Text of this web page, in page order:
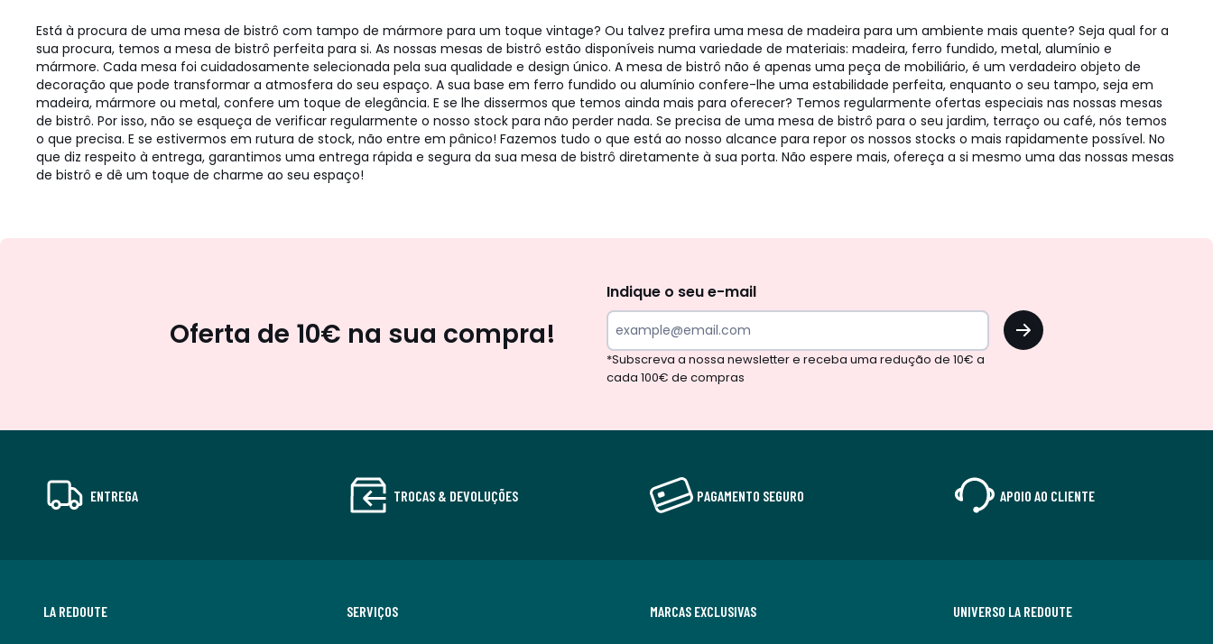
Está à procura de uma mesa de bistrô com tampo de mármore para um toque vintage? Ou talvez prefira uma mesa de madeira para um ambiente mais quente? Seja qual for a
sua procura, temos a mesa de bistrô perfeita para si. As nossas mesas de bistrô estão disponíveis numa variedade de materiais: madeira, ferro fundido, metal, alumínio e
mármore. Cada mesa foi cuidadosamente selecionada pela sua qualidade e design único. A mesa de bistrô não é apenas uma peça de mobiliário, é um verdadeiro objeto de
decoração que pode transformar a atmosfera do seu espaço. A sua base em ferro fundido ou alumínio confere-lhe uma estabilidade perfeita, enquanto o seu tampo, seja em
madeira, mármore ou metal, confere um toque de elegância. E se lhe dissermos que temos ainda mais para oferecer? Temos regularmente ofertas especiais nas nossas mesas
de bistrô. Por isso, não se esqueça de verificar regularmente o nosso stock para não perder nada. Se precisa de uma mesa de bistrô para o seu jardim, terraço ou café, nós temos
o que precisa. E se estivermos em rutura de stock, não entre em pânico! Fazemos tudo o que está ao nosso alcance para repor os nossos stocks o mais rapidamente possível. No
que diz respeito à entrega, garantimos uma entrega rápida e segura da sua mesa de bistrô diretamente à sua porta. Não espere mais, ofereça a si mesmo uma das nossas mesas
de bistrô e dê um toque de charme ao seu espaço!
Oferta de 10€ na sua compra!
Indique o seu e-mail
OK
*Subscreva a nossa newsletter e receba uma redução de 10€ a
cada 100€ de compras
ENTREGA TROCAS & DEVOLUÇÕES PAGAMENTO SEGURO APOIO AO CLIENTE
LA REDOUTE SERVIÇOS MARCAS EXCLUSIVAS UNIVERSO LA REDOUTE